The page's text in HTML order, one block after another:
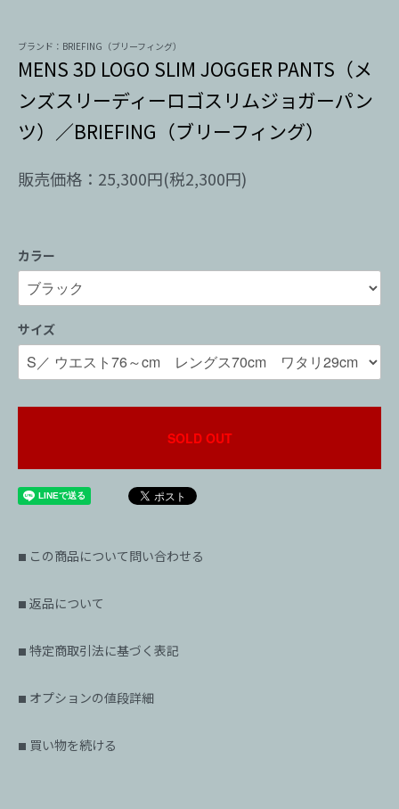
ブランド：BRIEFING（ブリーフィング）
MENS 3D LOGO SLIM JOGGER PANTS（メ
ンズスリーディーロゴスリムジョガーパン
ツ）／BRIEFING（ブリーフィング）
販売価格：25,300円(税2,300円)
カラー
サイズ
SOLD OUT
■ この商品について問い合わせる
■ 返品について
■ 特定商取引法に基づく表記
■ オプションの値段詳細
■ 買い物を続ける